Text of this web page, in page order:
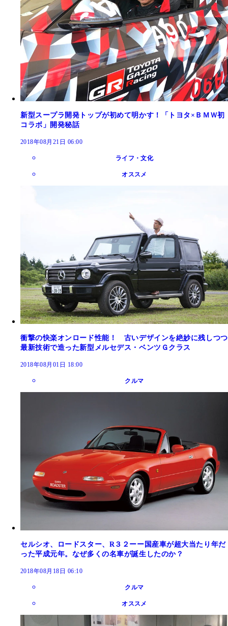
新型スープラ開発トップが初めて明かす！「トヨタ×ＢＭＷ初
コラボ」開発秘話
2018年08月21日 06:00
ライフ・文化
オススメ
衝撃の快楽オンロード性能！ 古いデザインを絶妙に残しつつ
最新技術で造った新型メルセデス・ベンツＧクラス
2018年08月01日 18:00
クルマ
セルシオ、ロードスター、R３２ーー国産車が超大当たり年だ
った平成元年。なぜ多くの名車が誕生したのか？
2018年08月18日 06:10
クルマ
オススメ